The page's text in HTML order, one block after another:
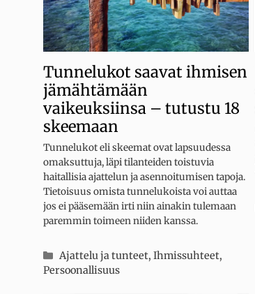
Tunnelukot saavat ihmisen
jämähtämään
vaikeuksiinsa – tutustu 18
skeemaan
Tunnelukot eli skeemat ovat lapsuudessa
omaksuttuja, läpi tilanteiden toistuvia
haitallisia ajattelun ja asennoitumisen tapoja.
Tietoisuus omista tunnelukoista voi auttaa
jos ei pääsemään irti niin ainakin tulemaan
paremmin toimeen niiden kanssa.
Kategoriat
Ajattelu ja tunteet,Ihmissuhteet,
Persoonallisuus